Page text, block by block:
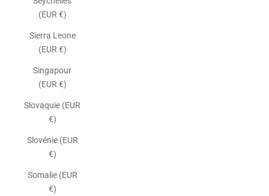
(EUR €)
Sierra Leone
(EUR €)
Singapour
(EUR €)
Slovaquie (EUR
€)
Slovénie (EUR
€)
Somalie (EUR
€)